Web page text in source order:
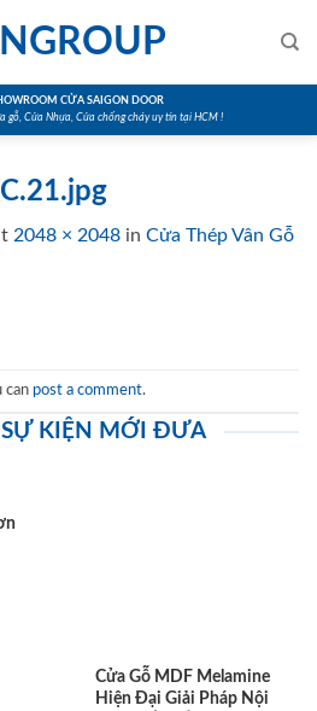
CỬA SAIGON DOOR
gỗ, Cửa Nhựa, Cửa chống cháy uy tín tại HCM !
2048 × 2048 in Cửa Thép Vân Gỗ
can post a comment.
KIỆN MỚI ĐƯA
Cửa Gỗ MDF Melamine
Hiện Đại Giải Pháp Nội